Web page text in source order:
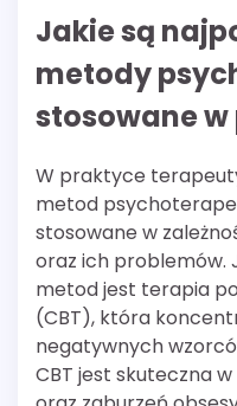
Jakie są
metody
stosowane
W praktyce
metod
stosowane w
oraz ich problemów.
metod jest terapia
(CBT), która
negatywnych
CBT jest skuteczna